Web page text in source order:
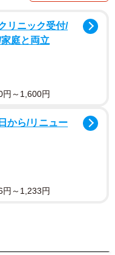
リニック受付/
庭と両立
円～1,600円
から/リニュー
円～1,233円